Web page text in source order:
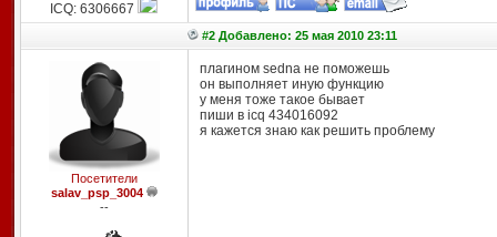
ICQ: 6306667
#2 Добавлено: 25 мая 2010 23:11
Посетители
salav_psp_3004
--
плагином sedna не поможешь
он выполняет иную функцию
у меня тоже такое бывает
пиши в icq 434016092
я кажется знаю как решить проблему